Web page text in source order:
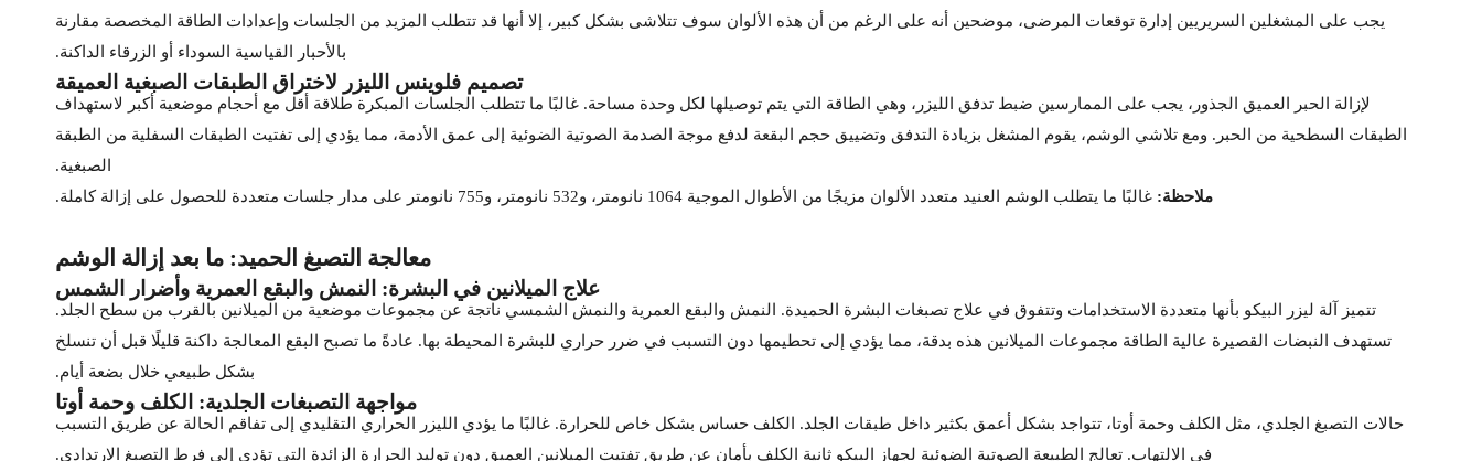
يجب على المشغلين السريريين إدارة توقعات المرضى، موضحين أنه على الرغم من أن هذه الألوان سوف تتلاشى بشكل كبير، إلا أنها قد تتطلب المزيد من الجلسات وإعدادات الطاقة المخصصة مقارنة
بالأحبار القياسية السوداء أو الزرقاء الداكنة.
تصميم فلوينس الليزر لاختراق الطبقات الصبغية العميقة
لإزالة الحبر العميق الجذور، يجب على الممارسين ضبط تدفق الليزر، وهي الطاقة التي يتم توصيلها لكل وحدة مساحة. غالبًا ما تتطلب الجلسات المبكرة طلاقة أقل مع أحجام موضعية أكبر لاستهداف
الطبقات السطحية من الحبر. ومع تلاشي الوشم، يقوم المشغل بزيادة التدفق وتضييق حجم البقعة لدفع موجة الصدمة الصوتية الضوئية إلى عمق الأدمة، مما يؤدي إلى تفتيت الطبقات السفلية من الطبقة
الصبغية.
ملاحظة: غالبًا ما يتطلب الوشم العنيد متعدد الألوان مزيجًا من الأطوال الموجية 1064 نانومتر، و532 نانومتر، و755 نانومتر على مدار جلسات متعددة للحصول على إزالة كاملة.
معالجة التصبغ الحميد: ما بعد إزالة الوشم
علاج الميلانين في البشرة: النمش والبقع العمرية وأضرار الشمس
تتميز آلة ليزر البيكو بأنها متعددة الاستخدامات وتتفوق في علاج تصبغات البشرة الحميدة. النمش والبقع العمرية والنمش الشمسي ناتجة عن مجموعات موضعية من الميلانين بالقرب من سطح الجلد.
تستهدف النبضات القصيرة عالية الطاقة مجموعات الميلانين هذه بدقة، مما يؤدي إلى تحطيمها دون التسبب في ضرر حراري للبشرة المحيطة بها. عادةً ما تصبح البقع المعالجة داكنة قليلًا قبل أن تنسلخ
بشكل طبيعي خلال بضعة أيام.
مواجهة التصبغات الجلدية: الكلف وحمة أوتا
حالات التصبغ الجلدي، مثل الكلف وحمة أوتا، تتواجد بشكل أعمق بكثير داخل طبقات الجلد. الكلف حساس بشكل خاص للحرارة. غالبًا ما يؤدي الليزر الحراري التقليدي إلى تفاقم الحالة عن طريق التسبب
في الالتهاب. تعالج الطبيعة الصوتية الضوئية لجهاز البيكو ثانية الكلف بأمان عن طريق تفتيت الميلانين العميق دون توليد الحرارة الزائدة التي تؤدي إلى فرط التصبغ الارتدادي.